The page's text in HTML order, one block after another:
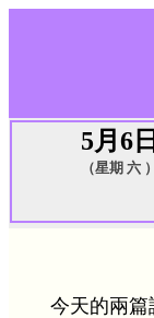
5月6日
（星期 六 ）
今天的兩篇